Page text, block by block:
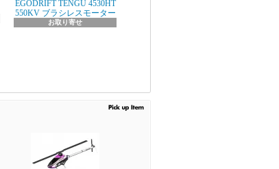
EGODRIFT TENGU 4530HT
550KV ブラシレスモーター
お取り寄せ